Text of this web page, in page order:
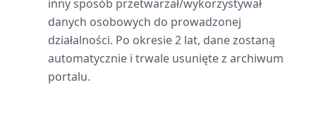
inny sposób przetwarzał/wykorzystywał
danych osobowych do prowadzonej
działalności. Po okresie 2 lat, dane zostaną
automatycznie i trwale usunięte z archiwum
portalu.